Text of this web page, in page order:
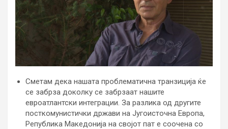
Сметам дека нашата проблематична транзиција ќе
се забрза доколку се забрзаат нашите
евроатлантски интеграции. За разлика од другите
посткомунистички држави на Југоисточна Европа,
Република Македонија на својот пат е соочена со